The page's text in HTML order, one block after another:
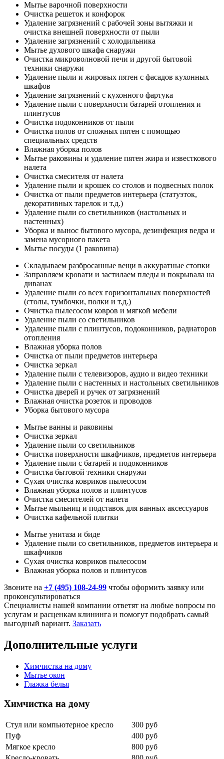
Мытье варочной поверхности
Очистка решеток и конфорок
Удаление загрязнений с рабочей зоны вытяжки и
очистка внешней поверхности от пыли
Удаление загрязнений с холодильника
Мытье духового шкафа снаружи
Очистка микроволновой печи и другой бытовой
техники снаружи
Удаление пыли и жировых пятен с фасадов кухонных
шкафов
Удаление загрязнений с кухонного фартука
Удаление пыли с поверхности батарей отопления и
плинтусов
Очистка подоконников от пыли
Очистка полов от сложных пятен с помощью
специальных средств
Влажная уборка полов
Мытье раковины и удаление пятен жира и известкового
налета
Очистка смесителя от налета
Удаление пыли и крошек со столов и подвесных полок
Очистка от пыли предметов интерьера (статуэток,
декоративных тарелок и т.д.)
Удаление пыли со светильников (настольных и
настенных)
Уборка и вынос бытового мусора, дезинфекция ведра и
замена мусорного пакета
Мытье посуды (1 раковина)
Складываем разбросанные вещи в аккуратные стопки
Заправляем кровати и застилаем пледы и покрывала на
диванах
Удаление пыли со всех горизонтальных поверхностей
(столы, тумбочки, полки и т.д.)
Очистка пылесосом ковров и мягкой мебели
Удаление пыли со светильников
Удаление пыли с плинтусов, подоконников, радиаторов
отопления
Влажная уборка полов
Очистка от пыли предметов интерьера
Очистка зеркал
Удаление пыли с телевизоров, аудио и видео техники
Удаление пыли с настенных и настольных светильников
Очистка дверей и ручек от загрязнений
Влажная очистка розеток и проводов
Уборка бытового мусора
Мытье ванны и раковины
Очистка зеркал
Удаление пыли со светильников
Очистка поверхности шкафчиков, предметов интерьера
Удаление пыли с батарей и подоконников
Очистка бытовой техники снаружи
Сухая очистка ковриков пылесосом
Влажная уборка полов и плинтусов
Очистка смесителей от налета
Мытье мыльниц и подставок для ванных аксессуаров
Очистка кафельной плитки
Мытье унитаза и биде
Удаление пыли со светильников, предметов интерьера и
шкафчиков
Сухая очистка ковриков пылесосом
Влажная уборка полов и плинтусов
Звоните на +7 (495) 108-24-99 чтобы оформить заявку или
проконсультироваться
Специалисты нашей компании ответят на любые вопросы по
услугам и расценкам клининга и помогут подобрать самый
выгодный вариант. Заказать
Дополнительные услуги
Химчистка на дому
Мытье окон
Глажка белья
Химчистка на дому
Стул или компьютерное кресло
300 руб
Пуф
400 руб
Мягкое кресло
800 руб